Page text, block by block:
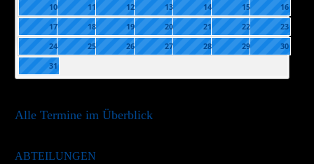
10
11 12 13 14 15
16
17
18 19 20 21 22
23
24
25 26 27 28 29
30
31
Alle Termine im Überblick
ABTEILUNGEN